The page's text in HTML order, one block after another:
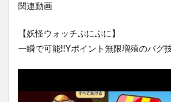
関連動画
【妖怪ウォッチぷにぷに】
一瞬で可能!!Yポイント無限増殖のバグ